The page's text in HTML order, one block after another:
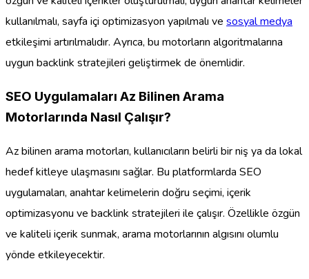
kullanılmalı, sayfa içi optimizasyon yapılmalı ve sosyal medya
etkileşimi artırılmalıdır. Ayrıca, bu motorların algoritmalarına
uygun backlink stratejileri geliştirmek de önemlidir.
SEO Uygulamaları Az Bilinen Arama
Motorlarında Nasıl Çalışır?
Az bilinen arama motorları, kullanıcıların belirli bir niş ya da lokal
hedef kitleye ulaşmasını sağlar. Bu platformlarda SEO
uygulamaları, anahtar kelimelerin doğru seçimi, içerik
optimizasyonu ve backlink stratejileri ile çalışır. Özellikle özgün
ve kaliteli içerik sunmak, arama motorlarının algısını olumlu
yönde etkileyecektir.